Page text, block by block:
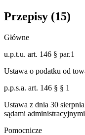
Przepisy (15)
Główne
u.p.t.u. art. 146 § par.1
Ustawa o podatku od
p.p.s.a. art. 146 § § 1
Ustawa z dnia 30
sądami administracyjnymi
Pomocnicze